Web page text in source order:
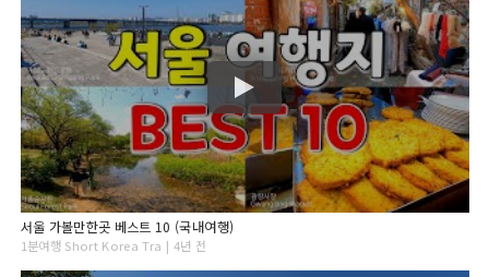
서울 가볼만한곳 베스트 10 (국내여행)
1분여행 Short Korea Tra | 4년 전